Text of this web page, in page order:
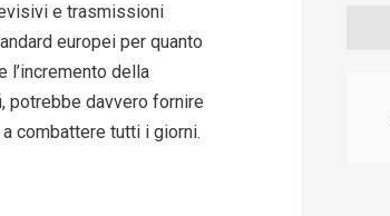
e trasmissioni
europei per quanto
l’incremento della
potrebbe davvero fornire
combattere tutti i giorni.